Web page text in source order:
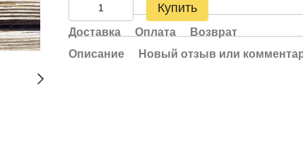
Купить
Доставка Оплата
Возврат
Описание
Новый отзыв или